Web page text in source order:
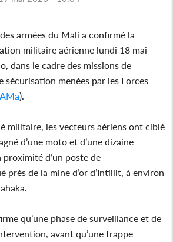
armées du Mali a confirmé la
militaire aérienne lundi 18 mai
dans le cadre des missions de
sécurisation menées par les Forces
).
militaire, les vecteurs aériens ont ciblé
d’une moto et d’une dizaine
proximité d’un poste de
près de la mine d’or d’Intililt, à environ
qu’une phase de surveillance et de
avant qu’une frappe